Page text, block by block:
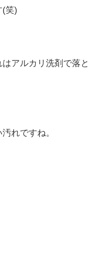
(笑)
アルカリ洗剤で落と
れですね。